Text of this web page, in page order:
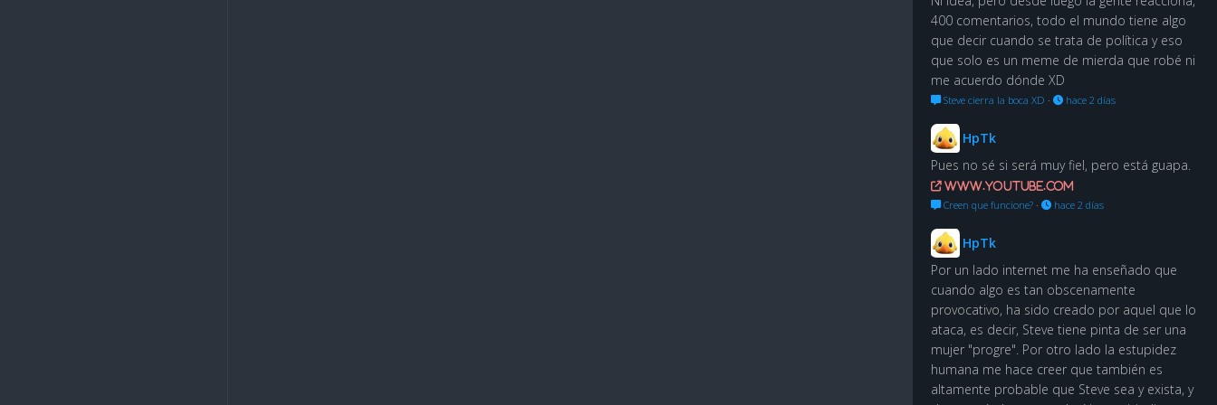
400 comentarios, todo el mundo tiene algo
que decir cuando se trata de política y eso
que solo es un meme de mierda que robé ni
me acuerdo dónde XD
Steve cierra la boca XD · hace 2 días
HpTk
Pues no sé si será muy fiel, pero está guapa.
www.youtube.com
Creen que funcione? · hace 2 días
HpTk
Por un lado internet me ha enseñado que
cuando algo es tan obscenamente
provocativo, ha sido creado por aquel que lo
ataca, es decir, Steve tiene pinta de ser una
mujer "progre". Por otro lado la estupidez
humana me hace creer que también es
altamente probable que Steve sea y exista, y